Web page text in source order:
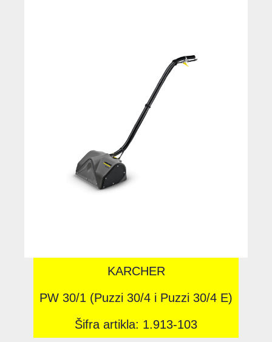
KARCHER
PW 30/1 (Puzzi 30/4 i Puzzi 30/4 E)
Šifra artikla: 1.913-103